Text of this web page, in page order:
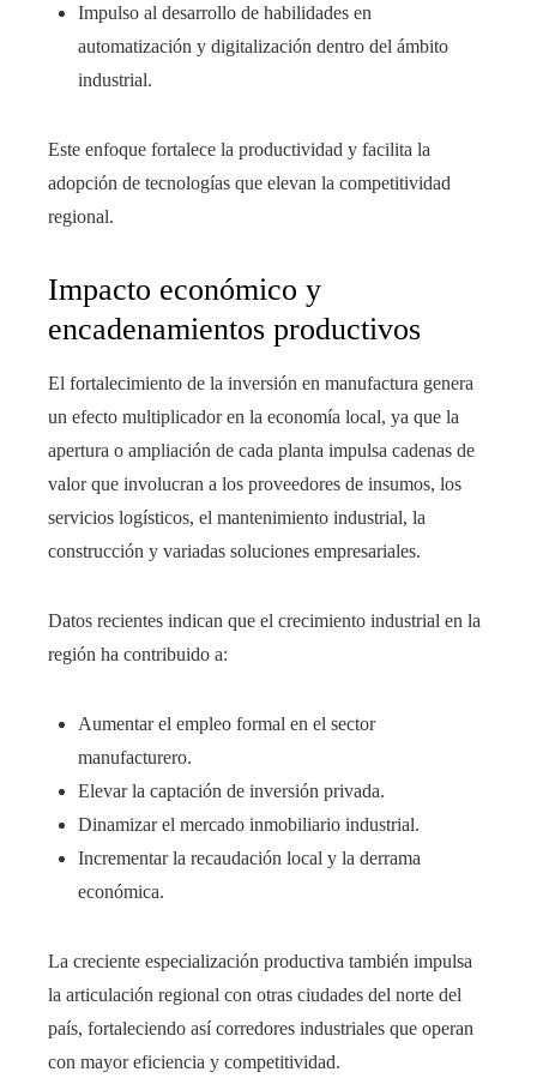
Impulso al desarrollo de habilidades en
automatización y digitalización dentro del ámbito
industrial.
Este enfoque fortalece la productividad y facilita la
adopción de tecnologías que elevan la competitividad
regional.
Impacto económico y
encadenamientos productivos
El fortalecimiento de la inversión en manufactura genera
un efecto multiplicador en la economía local, ya que la
apertura o ampliación de cada planta impulsa cadenas de
valor que involucran a los proveedores de insumos, los
servicios logísticos, el mantenimiento industrial, la
construcción y variadas soluciones empresariales.
Datos recientes indican que el crecimiento industrial en la
región ha contribuido a:
Aumentar el empleo formal en el sector
manufacturero.
Elevar la captación de inversión privada.
Dinamizar el mercado inmobiliario industrial.
Incrementar la recaudación local y la derrama
económica.
La creciente especialización productiva también impulsa
la articulación regional con otras ciudades del norte del
país, fortaleciendo así corredores industriales que operan
con mayor eficiencia y competitividad.